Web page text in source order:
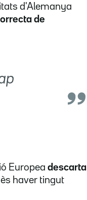
d'Alemanya
de
Europea descarta
haver tingut